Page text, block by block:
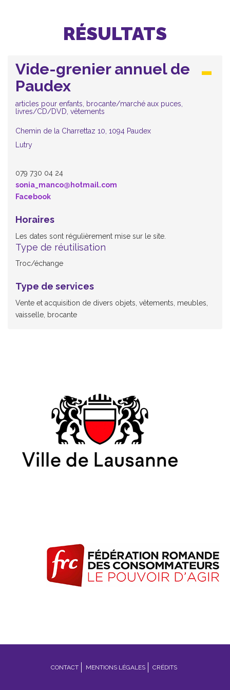
RÉSULTATS
Vide-grenier annuel de
Paudex
articles pour enfants, brocante/marché aux puces,
livres/CD/DVD, vêtements
Chemin de la Charrettaz 10, 1094 Paudex
Lutry
079 730 04 24
sonia_manco@hotmail.com
Facebook
Horaires
Les dates sont régulièrement mise sur le site.
Type de réutilisation
Troc/échange
Type de services
Vente et acquisition de divers objets, vêtements, meubles,
vaisselle, brocante
FooterCONTACT MENTIONS LÉGALES CRÉDITS